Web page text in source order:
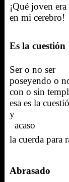
¡Qué joven era
en mi cerebro!
Es la cuestión
Ser o no ser
poseyendo o
con o sin
esa es la
y
acaso
la cuerda para
Abrasado